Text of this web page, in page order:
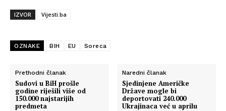
IZVOR Vijesti.ba
OZNAKE BIH EU Soreca
Prethodni članak
Sudovi u BiH prošle
godine riješili više od
150.000 najstarijih
predmeta
Naredni članak
Sjedinjene Američke
Države mogle bi
deportovati 240.000
Ukrajinaca već u aprilu